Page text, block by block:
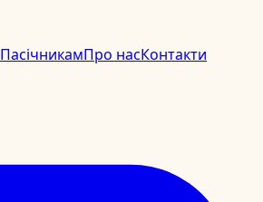
ПасічникамПро насКонтакти